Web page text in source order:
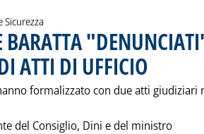
Sicurezza
ATTI DI UFFICIO
formalizzato con due atti giudiziari
del Consiglio, Dini e del ministro